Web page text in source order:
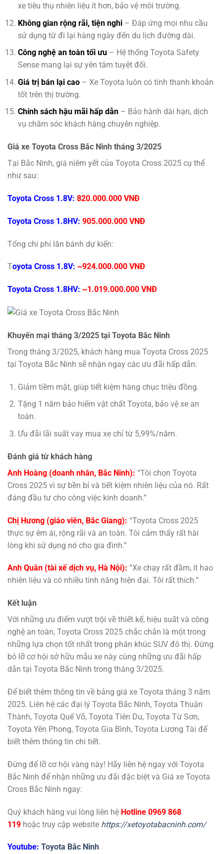
xe tiêu thụ nhiên liệu ít hơn, bảo vệ môi trường.
Không gian rộng rãi, tiện nghi– Đáp ứng mọi nhu cầu
sử dụng từ đi lại hàng ngày đến du lịch đường dài.
Công nghệ an toàn tối ưu– Hệ thống Toyota Safety
Sense mang lại sự yên tâm tuyệt đối.
Giá trị bán lại cao– Xe Toyota luôn có tính thanh khoản
tốt trên thị trường.
Chính sách hậu mãi hấp dẫn– Bảo hành dài hạn, dịch
vụ chăm sóc khách hàng chuyên nghiệp.
Giá xe Toyota Cross Bắc Ninh tháng 3/2025
Tại Bắc Ninh, giá niêm yết của Toyota Cross 2025 cụ thể
như sau:
Toyota Cross 1.8V: 820.000.000 VNĐ
Toyota Cross 1.8HV: 905.000.000 VNĐ
Tổng chi phí lăn bánh dự kiến:
Toyota Cross 1.8V: ~924.000.000 VNĐ
Toyota Cross 1.8HV: ~1.019.000.000 VNĐ
Khuyến mại tháng 3/2025 tại Toyota Bắc Ninh
Trong tháng 3/2025, khách hàng mua Toyota Cross 2025
tại Toyota Bắc Ninh sẽ nhận ngay các ưu đãi hấp dẫn:
Giảm tiềm mặt, giúp tiết kiệm hàng chục triệu đồng.
Tặng 1 năm bảo hiểm vật chất Toyota, bảo vệ xe an
toàn.
Ưu đãi lãi suất vay mua xe chỉ từ 5,99%/năm.
Đánh giá từ khách hàng
Anh Hoàng (doanh nhân, Bắc Ninh): “Tôi chọn Toyota
Cross 2025 vì sự bền bỉ và tiết kiệm nhiên liệu của nó. Rất
đáng đầu tư cho công việc kinh doanh.”
Chị Hương (giáo viên, Bắc Giang): “Toyota Cross 2025
thực sự êm ái, rộng rãi và an toàn. Tôi cảm thấy rất hài
lòng khi sử dụng nó cho gia đình.”
Anh Quân (tài xế dịch vụ, Hà Nội): “Xe chạy rất đầm, ít hao
nhiên liệu và có nhiều tính năng hiện đại. Tôi rất thích.”
Kết luận
Với những ưu điểm vượt trội về thiết kế, hiệu suất và công
nghệ an toàn, Toyota Cross 2025 chắc chắn là một trong
những lựa chọn tốt nhất trong phân khúc SUV đô thị. Đừng
bỏ lỡ cơ hội sở hữu mẫu xe này cùng những ưu đãi hấp
dẫn tại Toyota Bắc Ninh trong tháng 3/2025.
Để biết thêm thông tin về bảng giá xe Toyota tháng 3 năm
2025. Liên hệ các đại lý Toyota Bắc Ninh, Toyota Thuận
Thành, Toyota Quế Võ, Toyota Tiên Du, Toyota Từ Sơn,
Toyota Yên Phong, Toyota Gia Bình, Toyota Lương Tài để
biết thêm thông tin chi tiết.
Đừng để lỡ cơ hội vàng này! Hãy liên hệ ngay với Toyota
Bắc Ninh để nhận những ưu đãi đặc biệt và Giá xe Toyota
Cross Bắc Ninh ngay:
Quý khách hàng vui lòng liên hệ Hotline 0969 868
119 hoặc truy cập website https://xetoyotabacninh.com/
Youtube: Toyota Bắc Ninh